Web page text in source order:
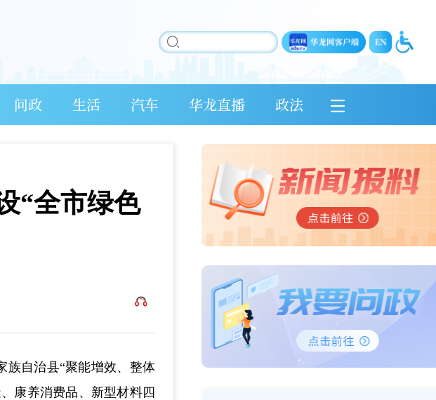
问政 生活 汽车 华龙直播 政法
“全市绿色
族自治县“聚能增效、整体
康养消费品、新型材料四